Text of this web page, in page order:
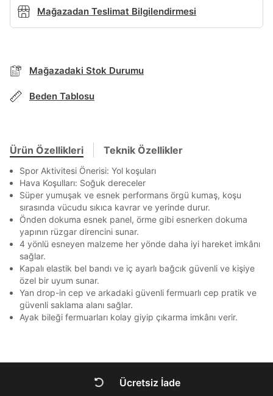
Ziraat Bankası Ziraat Bankası
QNB QNB
AnadoluBank World 3
Mağazadan Teslimat Bilgilendirmesi
Mağazadaki Stok Durumu
Beden Tablosu
Ürün Özellikleri Teknik Özellikler
Spor Aktivitesi Önerisi: Yol koşuları
Hava Koşulları: Soğuk dereceler
Süper yumuşak ve esnek performans örgü kumaş, koşu
sırasında vücudu sıkıca kavrar ve yerinde durur.
Önden dokuma esnek panel, örme gibi esnerken dokuma
yapının rüzgar direncini sunar.
4 yönlü esneyen malzeme her yönde daha iyi hareket imkânı
sağlar.
Kapalı elastik bel bandı ve iç ayarlı bağcık güvenli ve kişiye
özel bir uyum sunar.
Yan drop-in cep ve arkadaki güvenli fermuarlı cep pratik ve
güvenli saklama alanı sağlar.
Ayak bileği fermuarları kolay giyip çıkarma imkânı verir.
Mağazada Bul
Beden Seçin
Mağazada Bul
BEDEN TABLOSU
Ürün stoklara geldiğindemail adresinize
bildirim göndereceğiz.
Kapat
Ücretsiz İade
Term Of Use
Kapat
Kapat
aşağıdaki bilgileri giriniz.
Sipariş Numaranız *
Sorgula
E-posta Adresi*
Şifre*
En az 1 özel karakter
Aşağıdakileri okudum ve kabul ediyorum:
Kişisel verileriniz
Aydınlatma Metni
Hüküm ve Koşullar
uyarınca işlenecektir. Kişisel verilerimin Doğuş
Perakende Satış Giyim ve Aksesuar Ticaret A.Ş.
tarafından ticari elektronik ileti gönderilmesi amacıyla
işlenmesini kabul ediyorum.
Sms
E-mail
Çağrı Merkezi / Arama
Kişisel verilerimin Doğuş Perakende Satış Giyim ve
Aksesuar Ticaret A.Ş. bünyesinde yer alan
Kimlik, iletişim ve müşteri işlem verilerimin alınan
ile gelen kodu girerek telefon numaranızı doğrulayın.
GÖNDER
ile gelen kodu girerek telefon numaranızı doğrulayın.
GÖNDER